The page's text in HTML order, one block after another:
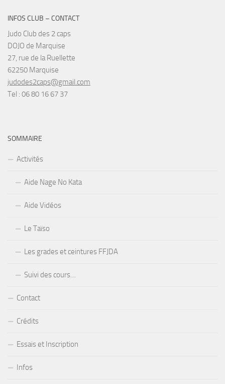
INFOS CLUB – CONTACT
Judo Club des 2 caps
DOJO de Marquise
27, rue de la Ruellette
62250 Marquise
judodes2caps@gmail.com
Tel : 06 80 16 67 37
SOMMAIRE
Activités
Aide Nage No Kata
Aide Vidéos
Le Taïso
Les grades et ceintures FFJDA
Suivi des cours…
Contact
Crédits
Essais et Inscription
Infos